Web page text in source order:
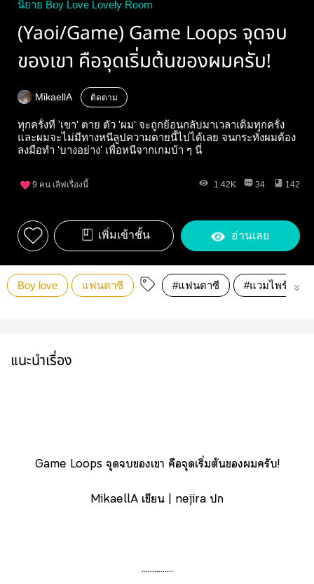
นิยาย Boy Love Lovely Room
(Yaoi/Game) Game Loops จุดจบ
ของเขา คือจุดเริ่มต้นของผมครับ!
MikaellA ติดตาม
ทุกครั้งที่ 'เขา' ตาย ตัว 'ผม' จะถูกย้อนกลับมาเวลาเดิมทุกครั้ง
และผมจะไม่มีทางหนีลูปความตายนี้ไปได้เลย จนกระทั่งผมต้อง
ลงมือทำ 'บางอย่าง' เพื่อหนีจากเกมบ้า ๆ นี่
9 คน เลิฟเรื่องนี้ 1.42K 34 142
เพิ่มเข้าชั้น อ่านเลย
Boy love แฟนตาซี #แฟนตาซี #แวมไพร์
แนะนำเรื่อง
Game Loops จุดเา คือจุดเริ่มต้นครับ!
MikaellA เขียน | nejira 
……………